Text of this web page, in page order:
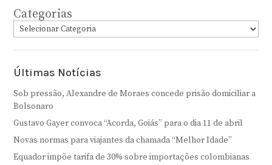
Categorias
Últimas Notícias
Sob pressão, Alexandre de Moraes concede prisão domiciliar a
Bolsonaro
Gustavo Gayer convoca “Acorda, Goiás” para o dia 11 de abril
Novas normas para viajantes da chamada “Melhor Idade”
Equador impõe tarifa de 30% sobre importações colombianas